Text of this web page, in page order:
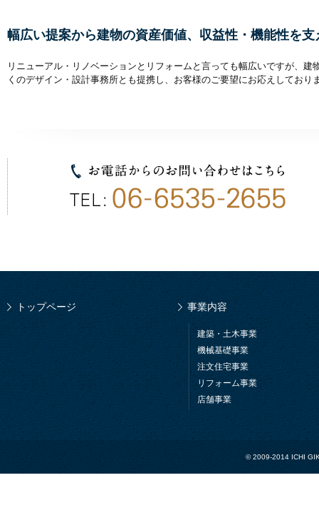
幅広い提案から建物の資産価値、収益性・機能性を支
リニューアル・リノベーションとリフォームと言っても幅広いですが、
くのデザイン・設計事務所とも提携し、お客様のご要望にお応えしており
トップページ 事業内容
建築・土木事業
機械基礎事業
注文住宅事業
リフォーム事業
店舗事業
© 2009-2014 ICHI